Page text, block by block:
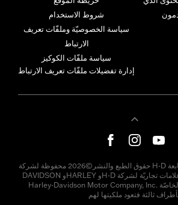
شروط الاستخدام
سياسة الخصوصيّة وملفّات تعريف
الارتباط
سياسة ملفّات الكوكيز
إدارة تفضيلات ملفّات تعريف الارتباط
حقوق الطبع والنشر©2026 محفوظة لشركة H-D وشركاتها التابعة. HARLEY-
DAVIDSON وHARLEY وH-D وشعار الشّريط والدرع علامات تجاريّة لشركة
Harley-Davidson Motor Company, Inc. أمّا العلامات التجاريّة الخاصّة